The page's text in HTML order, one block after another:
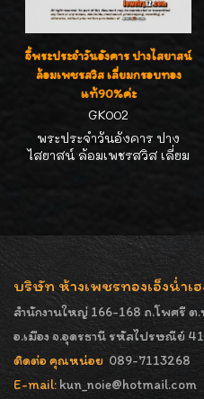
จี้พระประจำวันอังคาร ปางไสยาสน์
ล้อมเพชรสวิส เลี่ยมกรอบทอง
แท้90%ค่ะ
GK002
พระประจำวันอังคาร ปาง
ไสยาสน์ ล้อมเพชรสวิส เลี่ยม
ของฝากค่ะ
บริษัท ห้างเพชรทองเอ็งน่ำเฮ
สำนักงานใหญ่ 166-168 ถ.โพศรี ต
อ.เมือง จ.อุดรธานี รหัสไปรษณีย์
ติดต่อ คุณหน่อย 089-7113268
E-mail: kun_noie@hotmail.com